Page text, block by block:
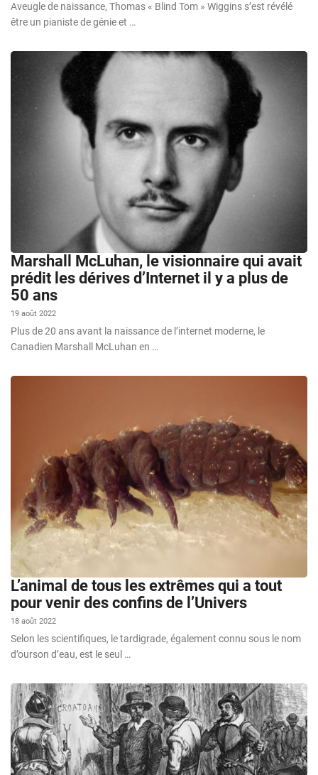
Aveugle de naissance, Thomas « Blind Tom » Wiggins s’est révélé
être un pianiste de génie et …
Marshall McLuhan, le visionnaire qui avait
prédit les dérives d’Internet il y a plus de
50 ans
19 août 2022
Plus de 20 ans avant la naissance de l’internet moderne, le
Canadien Marshall McLuhan en …
L’animal de tous les extrêmes qui a tout
pour venir des confins de l’Univers
18 août 2022
Selon les scientifiques, le tardigrade, également connu sous le nom
d’ourson d’eau, est le seul …